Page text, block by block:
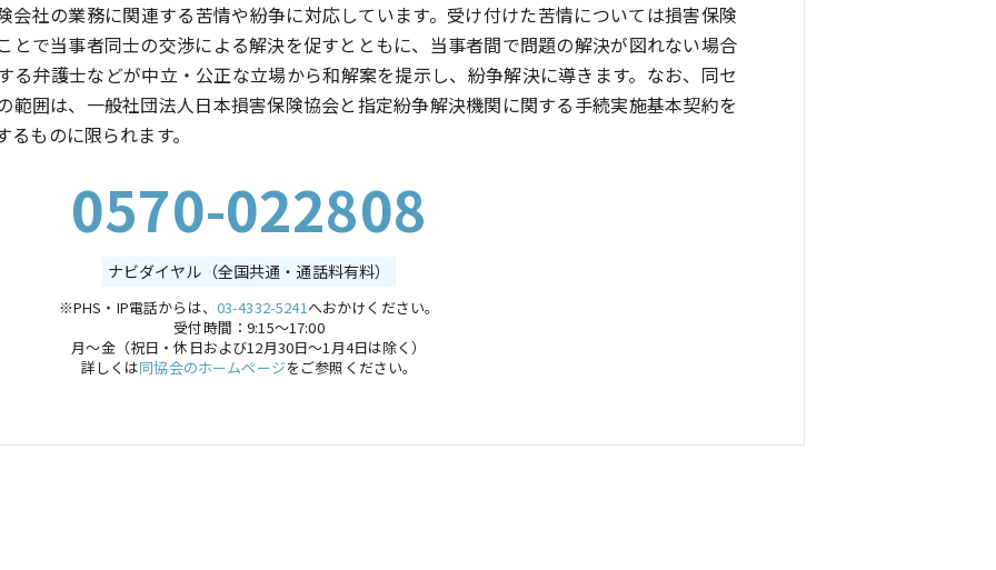
会社の業務に関連する苦情や紛争に対応しています。受け付けた苦情については損害保険
とで当事者同士の交渉による解決を促すとともに、当事者間で問題の解決が図れない場合
る弁護士などが中立・公正な立場から和解案を提示し、紛争解決に導きます。なお、同セ
範囲は、一般社団法人日本損害保険協会と指定紛争解決機関に関する手続実施基本契約を
ものに限られます。
0570-022808
ナビダイヤル（全国共通・通話料有料）
※PHS・IP電話からは、 03-4332-5241へおかけください。
受付時間：9:15～17:00
月～金（祝日・休日および12月30日～1月4日は除く）
詳しくは同協会のホームページをご参照ください。